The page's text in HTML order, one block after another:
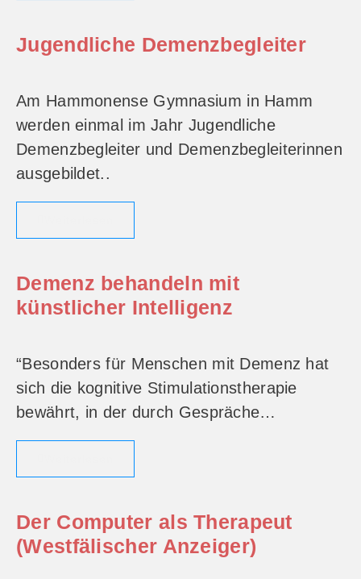
Jugendliche Demenzbegleiter
Am Hammonense Gymnasium in Hamm
werden einmal im Jahr Jugendliche
Demenzbegleiter und Demenzbegleiterinnen
ausgebildet..
Demenz behandeln mit
künstlicher Intelligenz
“Besonders für Menschen mit Demenz hat
sich die kognitive Stimulationstherapie
bewährt, in der durch Gespräche…
Der Computer als Therapeut
(Westfälischer Anzeiger)